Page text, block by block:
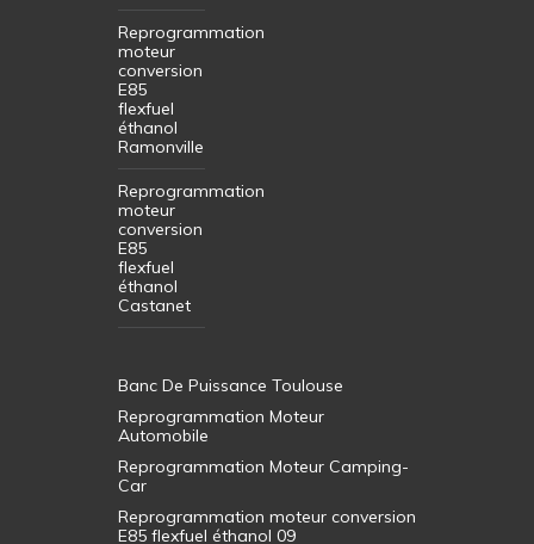
Reprogrammation
moteur
conversion
E85
flexfuel
éthanol
Ramonville
Reprogrammation
moteur
conversion
E85
flexfuel
éthanol
Castanet
Banc De Puissance Toulouse
Reprogrammation Moteur
Automobile
Reprogrammation Moteur Camping-
Car
Reprogrammation moteur conversion
E85 flexfuel éthanol 09